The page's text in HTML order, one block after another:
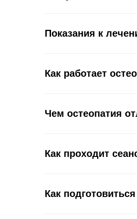
Показания к
Как работает
Чем остеопатия
Как проходит
Как